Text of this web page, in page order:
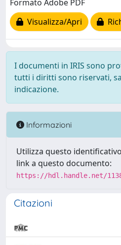
Formato Adobe PDF
Visualizza/Apri
I documenti in IRIS sono
tutti i diritti sono riservati,
indicazione.
Informazioni
Utilizza questo
link a questo documento:
https://hdl.handle.net/
Citazioni